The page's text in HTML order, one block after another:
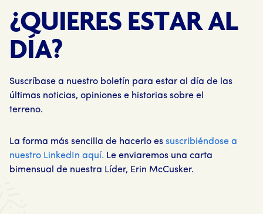
¿QUIERES ESTAR AL
DÍA?
Suscríbase a nuestro boletín para estar al día de las
últimas noticias, opiniones e historias sobre el
terreno.
La forma más sencilla de hacerlo es suscribiéndose a
nuestro LinkedIn aquí. Le enviaremos una carta
bimensual de nuestra Líder, Erin McCusker.